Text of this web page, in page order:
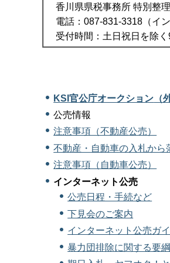
香川県県税事務所 特別整
電話：087-831-3318（イ
受付時間：土日祝日を除く
KSI官公庁オークション （
公売情報
注意事項（不動産公売）
不動産・自動車の入札から
注意事項（自動車公売）
インターネット公売
公売日程・手続など
下見会のご案内
インターネット公売ガ
暴力団排除に関する要